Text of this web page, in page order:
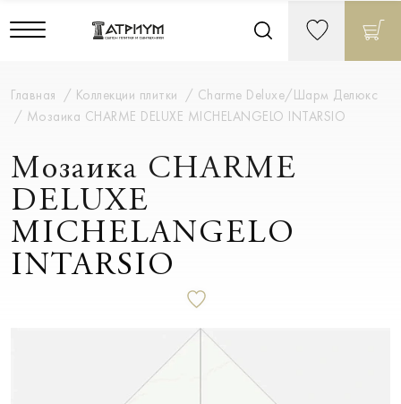
Главная Коллекции плитки
Charme Deluxe/Шарм Делюкс
Мозаика CHARME DELUXE MICHELANGELO INTARSIO
Мозаика CHARME
DELUXE
MICHELANGELO
INTARSIO